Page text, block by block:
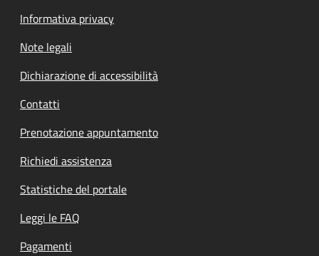
Informativa privacy
Note legali
Dichiarazione di accessibilità
Contatti
Prenotazione appuntamento
Richiedi assistenza
Statistiche del portale
Leggi le FAQ
Pagamenti